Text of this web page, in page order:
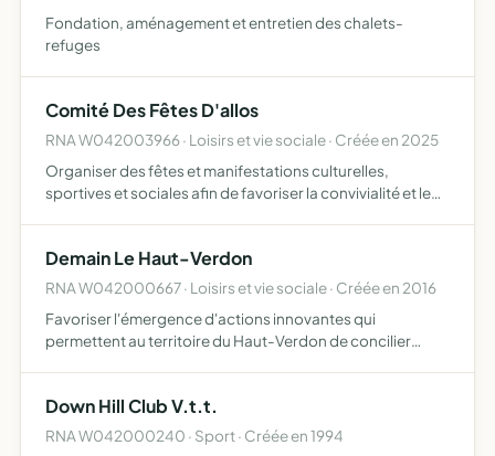
Fondation, aménagement et entretien des chalets-
refuges
Comité Des Fêtes D'allos
RNA W042003966 · Loisirs et vie sociale · Créée en 2025
Organiser des fêtes et manifestations culturelles,
sportives et sociales afin de favoriser la convivialité et le
Demain Le Haut-Verdon
RNA W042000667 · Loisirs et vie sociale · Créée en 2016
Favoriser l'émergence d'actions innovantes qui
permettent au territoire du Haut-Verdon de concilier
l'occasion à tou…
Down Hill Club V.t.t.
RNA W042000240 · Sport · Créée en 1994